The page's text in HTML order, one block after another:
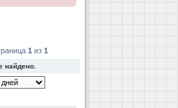
1 из1
найдено.